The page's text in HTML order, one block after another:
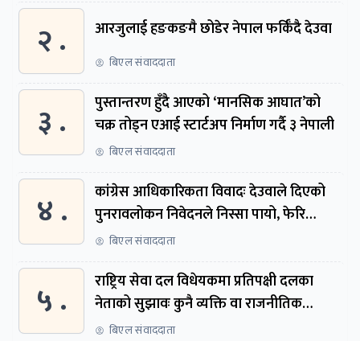
२ . आरजुलाई हङकङमै छोडेर नेपाल फर्किँदै देउवा
बिएल संवाददाता
३ .
पुस्तान्तरण हुँदै आएको ‘मानसिक आघात’को
चक्र तोड्न एआई स्टार्टअप निर्माण गर्दै ३ नेपाली
बिएल संवाददाता
४ .
कांग्रेस आधिकारिकता विवादः देउवाले दिएको
पुनरावलोकन निवेदनले निस्सा पायो, फेरि
सुरुदेखि सुनुवाइ हुने
बिएल संवाददाता
५ .
राष्ट्रिय सेवा दल विधेयकमा प्रतिपक्षी दलका
नेताको सुझावः कुनै व्यक्ति वा राजनीतिक
नेतृत्वबाट निर्देशित हुने संस्था नबनोस्
बिएल संवाददाता